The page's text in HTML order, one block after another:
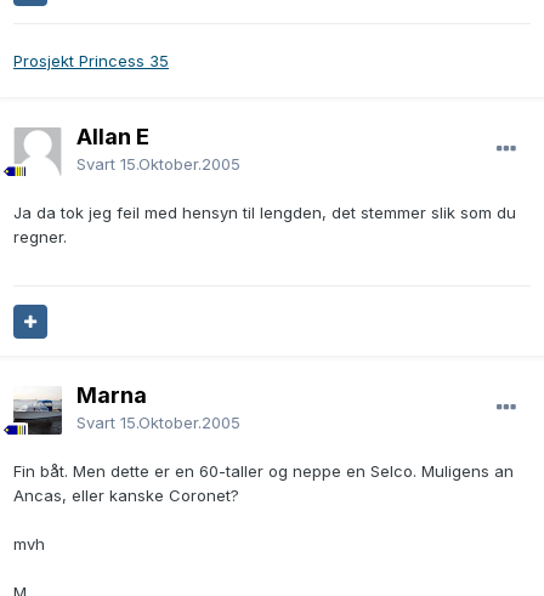
Prosjekt Princess 35
Allan E
Svart 15.Oktober.2005
Ja da tok jeg feil med hensyn til lengden, det stemmer slik som du
regner.
Marna
Svart 15.Oktober.2005
Fin båt. Men dette er en 60-taller og neppe en Selco. Muligens an
Ancas, eller kanske Coronet?
mvh